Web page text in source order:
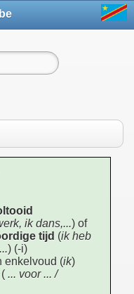
ik dans,...) of
tijd (ik heb
) (-i)
enkelvoud (ik)
( ... voor ... /